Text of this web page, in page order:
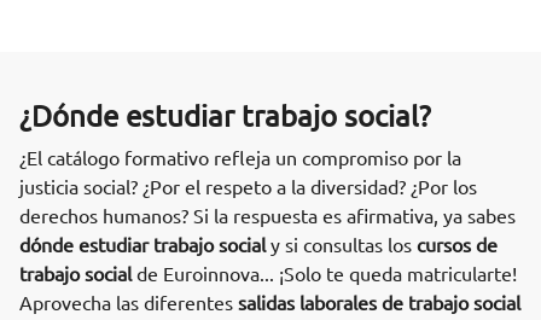
¿Dónde estudiar trabajo social?
¿El catálogo formativo refleja un compromiso por la
justicia social? ¿Por el respeto a la diversidad? ¿Por los
derechos humanos? Si la respuesta es afirmativa, ya sabes
dónde estudiar trabajo socialy si consultas los cursos de
trabajo socialde Euroinnova... ¡Solo te queda matricularte!
Aprovecha las diferentes salidas laborales de trabajo social